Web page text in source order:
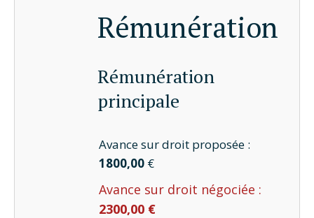
Rémunération
Rémunération
principale
Avance sur droit proposée :
1800,00 €
Avance sur droit négociée :
2300,00 €